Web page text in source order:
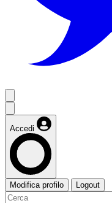
Accedi
Modifica profilo Logout